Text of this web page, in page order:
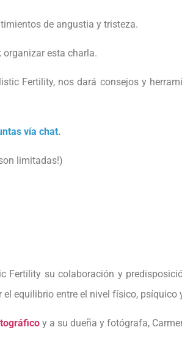
de angustia y tristeza.
organizar esta charla.
Fertility, nos dará consejos y
vía chat.
limitadas!)
Fertility su colaboración y
equilibrio entre el nivel físico, psíquico
y a su dueña y fotógrafa,